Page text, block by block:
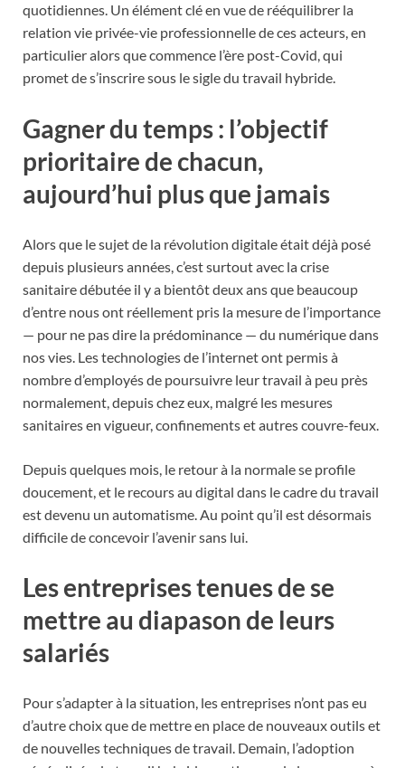
quotidiennes. Un élément clé en vue de rééquilibrer la
relation vie privée-vie professionnelle de ces acteurs, en
particulier alors que commence l’ère post-Covid, qui
promet de s’inscrire sous le sigle du travail hybride.
Gagner du temps : l’objectif
prioritaire de chacun,
aujourd’hui plus que jamais
Alors que le sujet de la révolution digitale était déjà posé
depuis plusieurs années, c’est surtout avec la crise
sanitaire débutée il y a bientôt deux ans que beaucoup
d’entre nous ont réellement pris la mesure de l’importance
— pour ne pas dire la prédominance — du numérique dans
nos vies. Les technologies de l’internet ont permis à
nombre d’employés de poursuivre leur travail à peu près
normalement, depuis chez eux, malgré les mesures
sanitaires en vigueur, confinements et autres couvre-feux.
Depuis quelques mois, le retour à la normale se profile
doucement, et le recours au digital dans le cadre du travail
est devenu un automatisme. Au point qu’il est désormais
difficile de concevoir l’avenir sans lui.
Les entreprises tenues de se
mettre au diapason de leurs
salariés
Pour s’adapter à la situation, les entreprises n’ont pas eu
d’autre choix que de mettre en place de nouveaux outils et
de nouvelles techniques de travail. Demain, l’adoption